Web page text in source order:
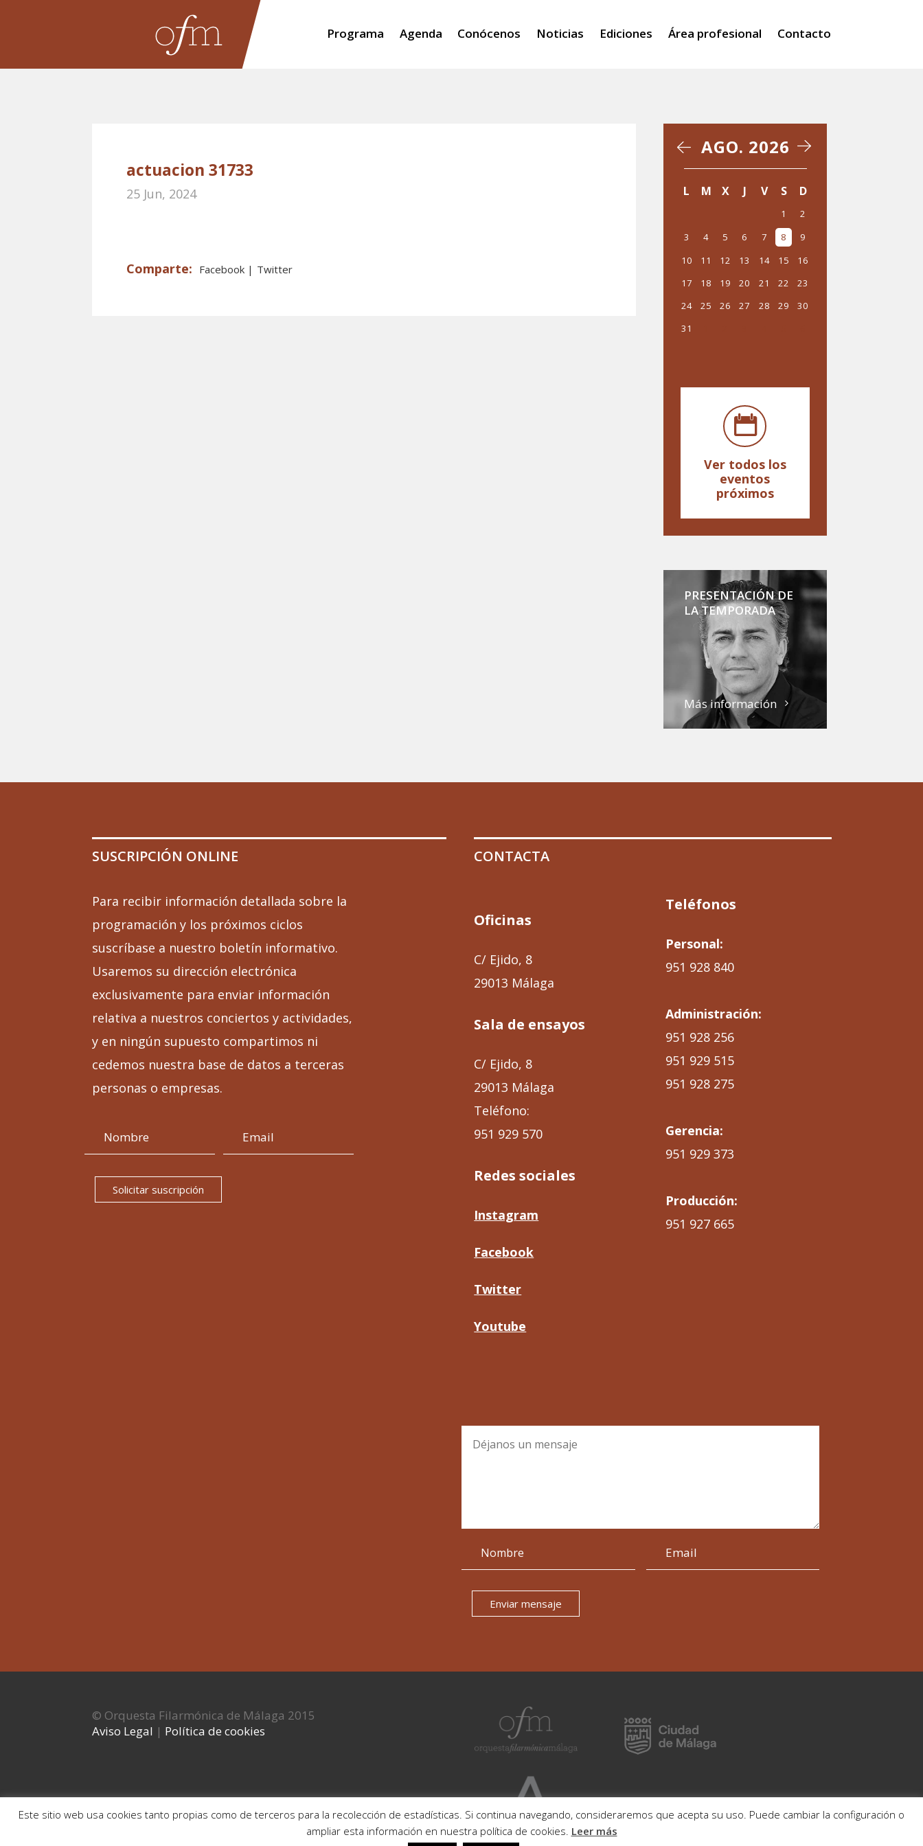
Programa Agenda Conócenos Noticias Ediciones Área profesional Contacto
actuacion 31733
25 Jun, 2024
Facebook Twitter
‹ AGO. 2026 ›
L M X J V S D
1
2
3
4 5 6 7 8
9
10
11 12 13 14 15
16
17
18 19 20 21 22
23
24
25 26 27 28 29
30
31
Ver todos los
eventos
próximos
PRESENTACIÓN DE
LA TEMPORADA
Más información
SUSCRIPCIÓN ONLINE
Para recibir información detallada sobre la
programación y los próximos ciclos
suscríbase a nuestro boletín informativo.
Usaremos su dirección electrónica
exclusivamente para enviar información
relativa a nuestros conciertos y actividades,
y en ningún supuesto compartimos ni
cedemos nuestra base de datos a terceras
personas o empresas.
Solicitar suscripción
CONTACTA
Oficinas
C/ Ejido, 8
29013 Málaga
Sala de ensayos
C/ Ejido, 8
29013 Málaga
Teléfono:
951 929 570
Redes sociales
Instagram
Facebook
Twitter
Youtube
Teléfonos
Personal:
951 928 840
Administración:
951 928 256
951 929 515
951 928 275
Gerencia:
951 929 373
Producción:
951 927 665
Enviar mensaje
© Orquesta Filarmónica de Málaga 2015
Aviso Legal | Política de cookies
Este sitio web usa cookies tanto propias como de terceros para la recolección de estadísticas. Si continua navegando, consideraremos que acepta su uso. Puede cambiar la configuración o
ampliar esta información en nuestra política de cookies. Leer más